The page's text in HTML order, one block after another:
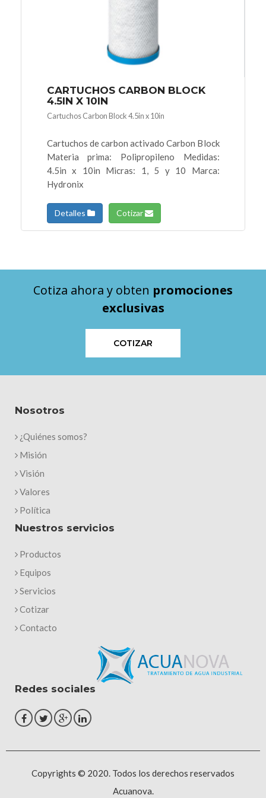
CARTUCHOS CARBON BLOCK
4.5IN X 10IN
Cartuchos Carbon Block 4.5in x 10in
Cartuchos de carbon activado Carbon Block
Materia prima: Polipropileno Medidas:
4.5in x 10in Micras: 1, 5 y 10 Marca:
Hydronix
Detalles Cotizar
Cotiza ahora y obten promociones
exclusivas
COTIZAR
Nosotros
¿Quiénes somos?
Misión
Visión
Valores
Política
Nuestros servicios
Productos
Equipos
Servicios
Cotizar
Contacto
Redes sociales
Copyrights © 2020. Todos los derechos reservados
Acuanova.